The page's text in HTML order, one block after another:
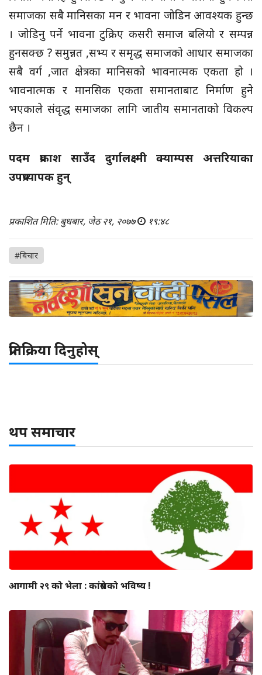
समाजका सबै मानिसका मन र भावना जोडिन आवश्यक हुन्छ
। जोडिनु पर्ने भावना टुक्रिए कसरी समाज बलियो र सम्पन्न
हुनसक्छ ? समुन्नत ,सभ्य र समृद्ध समाजको आधार समाजका
सबै वर्ग ,जात क्षेत्रका मानिसको भावनात्मक एकता हो ।
भावनात्मक र मानसिक एकता समानताबाट निर्माण हुने
भएकाले संवृद्ध समाजका लागि जातीय समानताको विकल्प
छैन ।
पदम प्रकाश साउँद दुर्गालक्ष्मी क्याम्पस अत्तरियाका
उपप्रध्यापक हुन्
प्रकाशित मिति: बुधबार, जेठ २१, २०७७ १९:४८
#बिचार
प्रतिक्रिया दिनुहोस्
थप समाचार
आगामी २९ को भेला : कांग्रेसको भविष्य !